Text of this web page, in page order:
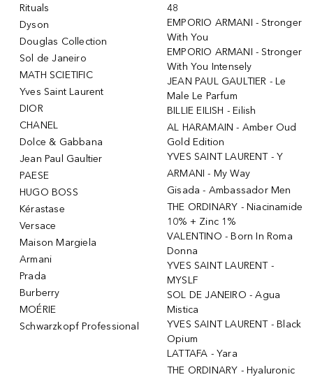
Rituals
Dyson
Douglas Collection
Sol de Janeiro
MATH SCIETIFIC
Yves Saint Laurent
DIOR
CHANEL
Dolce & Gabbana
Jean Paul Gaultier
PAESE
HUGO BOSS
Kérastase
Versace
Maison Margiela
Armani
Prada
Burberry
MOÉRIE
Schwarzkopf Professional
48
EMPORIO ARMANI - Stronger
With You
EMPORIO ARMANI - Stronger
With You Intensely
JEAN PAUL GAULTIER - Le
Male Le Parfum
BILLIE EILISH - Eilish
AL HARAMAIN - Amber Oud
Gold Edition
YVES SAINT LAURENT - Y
ARMANI - My Way
Gisada - Ambassador Men
THE ORDINARY - Niacinamide
10% + Zinc 1%
VALENTINO - Born In Roma
Donna
YVES SAINT LAURENT -
MYSLF
SOL DE JANEIRO - Agua
Mistica
YVES SAINT LAURENT - Black
Opium
LATTAFA - Yara
THE ORDINARY - Hyaluronic